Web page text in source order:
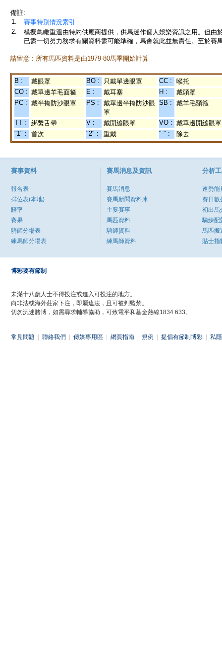
備註:
1.
賽事特別情況索引
2.
模擬鳥瞰重溫由特約供應商提供，供馬迷作個人娛樂資訊之用。但
已盡一切努力務求有關資料盡可能準確，馬會就此並無責任。至於賽
請留意 : 所有馬匹資料是由1979-80馬季開始計算
B : 戴眼罩 BO : 只戴單邊眼罩 CC :
喉托
CO : 戴單邊羊毛面箍 E : 戴耳塞 H :
戴頭罩
PC : 戴半掩防沙眼罩 PS :
戴單邊半掩防沙眼
罩
SB : 戴羊毛額箍
TT : 綁繫舌帶 V : 戴開縫眼罩 VO : 戴單邊開縫眼罩
"1" :
首次 "2" : 重戴 "-" : 除去
賽事資料
報名表
排位表(本地)
賠率
賽果
騎師分場表
練馬師分場表
賽馬消息及資訊
賽馬消息
賽馬新聞資料庫
主要賽事
馬匹資料
騎師資料
練馬師資料
分析
速勢能
賽日數
初出馬
騎練配
馬匹搬
貼士指
博彩要有節制
未滿十八歲人士不得投注或進入可投注的地方。
向非法或海外莊家下注，即屬違法，且可被判監禁。
切勿沉迷賭博，如需尋求輔導協助，可致電平和基金熱線1834 633。
常見問題 聯絡我們 傳媒專用區 網頁指南 規例 提倡有節制博彩 私